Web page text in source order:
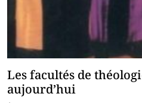
Les facultés de
aujourd’hui